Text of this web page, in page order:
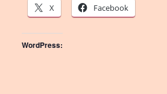
X
Facebook
WordPress: